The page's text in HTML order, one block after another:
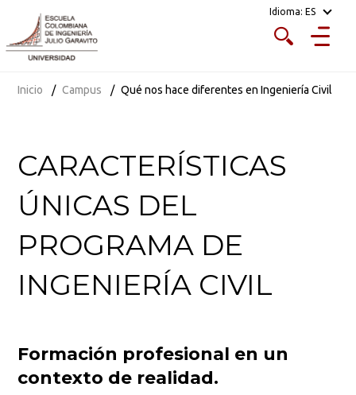
Idioma: ES
Inicio Campus Qué nos hace diferentes en Ingeniería Civil
CARACTERÍSTICAS
ÚNICAS DEL
PROGRAMA DE
INGENIERÍA CIVIL
Formación profesional en un
contexto de realidad.